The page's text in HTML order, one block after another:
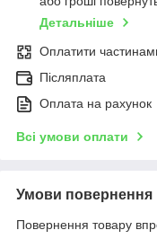
Детальніше
Оплатити
Післяплата
Оплата на рахунок
Всі умови оплати
Умови повернення
Повернення товару